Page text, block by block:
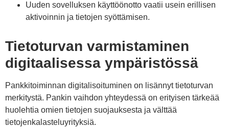
Uuden sovelluksen käyttöönotto vaatii usein erillisen
aktivoinnin ja tietojen syöttämisen.
Tietoturvan varmistaminen
digitaalisessa ympäristössä
Pankkitoiminnan digitalisoituminen on lisännyt tietoturvan
merkitystä. Pankin vaihdon yhteydessä on erityisen tärkeää
huolehtia omien tietojen suojauksesta ja välttää
tietojenkalasteluyrityksiä.